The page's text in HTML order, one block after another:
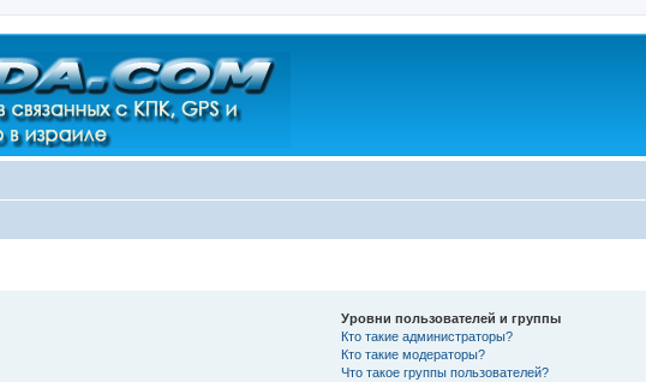
Уровни пользователей и группы
Кто такие администраторы?
Кто такие модераторы?
Что такое группы пользователей?